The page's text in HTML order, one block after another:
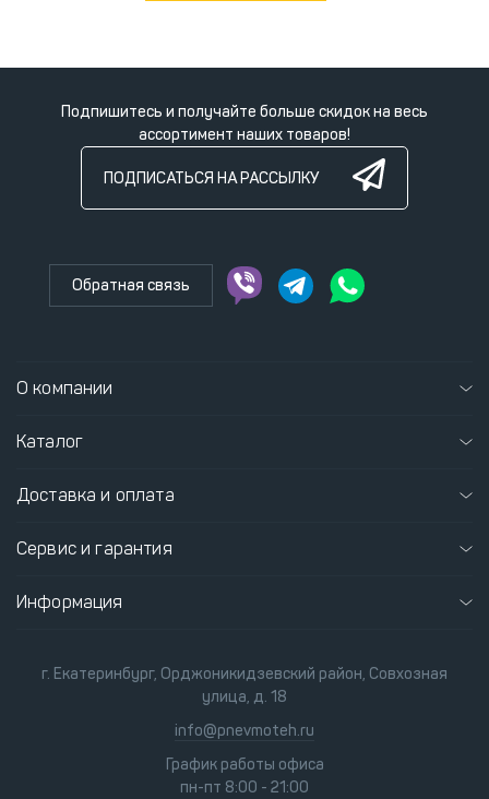
Подпишитесь и получайте больше скидок на весь
ассортимент наших товаров!
ПОДПИСАТЬСЯ НА РАССЫЛКУ
Обратная связь
О компании
Каталог
Доставка и оплата
Сервис и гарантия
Информация
г. Екатеринбург, Орджоникидзевский район, Совхозная
улица, д. 18
info@pnevmoteh.ru
График работы офиса
пн-пт 8:00 - 21:00